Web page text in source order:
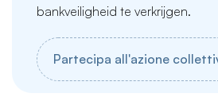
bankveiligheid te verkrijgen.
Partecipa all'azione